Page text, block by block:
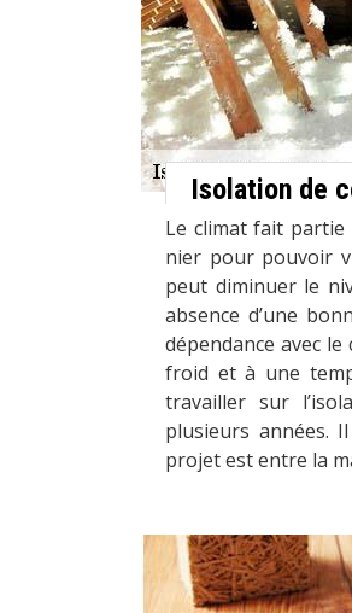
Isolation de
Le climat fait partie
nier pour pouvoir
peut diminuer le
absence d’une
dépendance avec
froid et à une
travailler sur
plusieurs années.
projet est entre la